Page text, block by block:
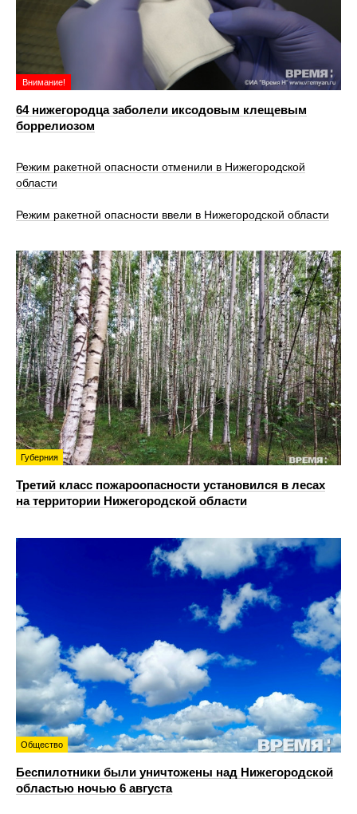
Внимание!
64 нижегородца заболели иксодовым клещевым
боррелиозом
Режим ракетной опасности отменили в Нижегородской
области
Режим ракетной опасности ввели в Нижегородской области
Губерния
Третий класс пожароопасности установился в лесах
на территории Нижегородской области
Общество
Беспилотники были уничтожены над Нижегородской
областью ночью 6 августа